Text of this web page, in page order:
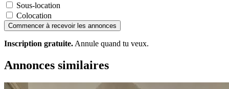
Sous-location
Colocation
Commencer à recevoir les annonces
Inscription gratuite. Annule quand tu veux.
Annonces similaires